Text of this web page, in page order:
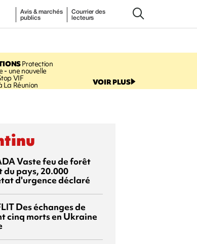
Avis & marchés
publics
Courrier des
lecteurs
Protection
- une nouvelle
VIF
La Réunion VOIR PLUS
Vaste feu de forêt
du pays, 20.000
d'urgence déclaré
Des échanges de
cinq morts en Ukraine